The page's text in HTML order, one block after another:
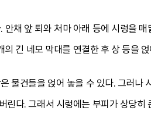
채 앞 퇴와 처마 아래 등에 시렁을
긴 네모 막대를 연결한 후 상 등을
물건들을 얹어 놓을 수 있다. 그러나
다. 그래서 시렁에는 부피가 상당히